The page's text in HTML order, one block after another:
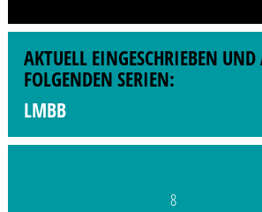
AKTUELL EINGESCHRIEBEN
FOLGENDEN SERIEN:
LMBB
8